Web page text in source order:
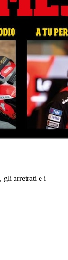
, gli arretrati e i